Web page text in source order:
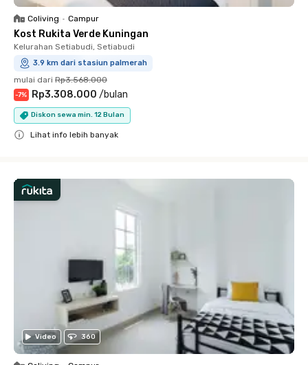
Coliving • Campur
Kost Rukita Verde Kuningan
Kelurahan Setiabudi, Setiabudi
3.9 km dari stasiun palmerah
mulai dari Rp3.568.000
-7% Rp3.308.000 /bulan
Diskon sewa min. 12 Bulan
Lihat info lebih banyak
Video 360